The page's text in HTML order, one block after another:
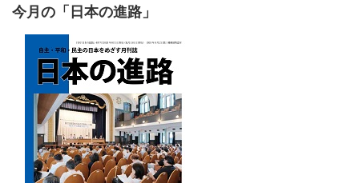
今月の「日本の進路」